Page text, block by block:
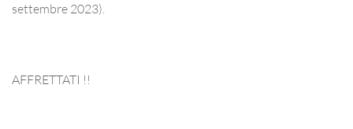
settembre 2023).
AFFRETTATI !!